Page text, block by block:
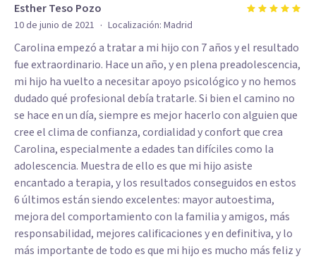
Esther Teso Pozo
10 de junio de 2021 · Localización: Madrid
Carolina empezó a tratar a mi hijo con 7 años y el resultado
fue extraordinario. Hace un año, y en plena preadolescencia,
mi hijo ha vuelto a necesitar apoyo psicológico y no hemos
dudado qué profesional debía tratarle. Si bien el camino no
se hace en un día, siempre es mejor hacerlo con alguien que
cree el clima de confianza, cordialidad y confort que crea
Carolina, especialmente a edades tan difíciles como la
adolescencia. Muestra de ello es que mi hijo asiste
encantado a terapia, y los resultados conseguidos en estos
6 últimos están siendo excelentes: mayor autoestima,
mejora del comportamiento con la familia y amigos, más
responsabilidad, mejores calificaciones y en definitiva, y lo
más importante de todo es que mi hijo es mucho más feliz y